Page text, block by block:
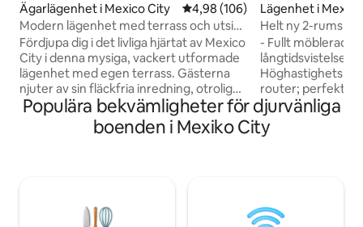
Ägarlägenhet i Mexico City 4,98 av 5 i genomsnittligt
4,98 (106)
Modern lägenhet med terrass och utsikt
över taket
Fördjupa dig i det livliga hjärtat av Mexico
City i denna mysiga, vackert utformade
lägenhet med egen terrass. Gästerna
njuter av sin fläckfria inredning, otroliga
utsikt över taket och perfekt läge - steg
från Zócalo, Bellas Artes och trendiga
grannskap. Njut av förstklassiga
en oförglömlig CDMX-upplevelse.
Lägenhet i
Helt ny 2-
trendiga Roma/
- Fullt möblerad
långtidsvistelser -
router; perfekt
Gym i byggnaden
gemensamt
med privat
stadsdelar i
Populära bekvämligheter för djurvänliga
boenden i Mexiko City